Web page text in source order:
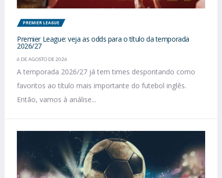
PREMIER LEAGUE
Premier League: veja as odds para o título da temporada
2026/27
6 DE AGOSTO DE 2026
A temporada 2026/27 já tem times despontando como
favoritos ao título mais importante do futebol inglês.
Então, vamos à análise...